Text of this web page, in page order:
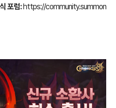
포럼:https://community.summon